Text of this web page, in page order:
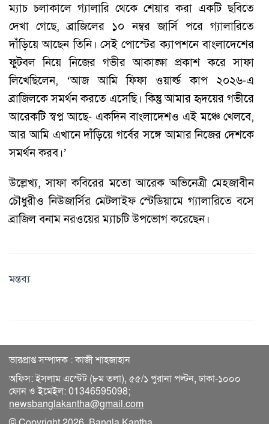
ম্যাচ চলাকালে গ্যালারি থেকে শেয়ার করা একটি ছবিতে
দেখা গেছে, ব্রাজিলের ১০ নম্বর জার্সি পরে গ্যালারিতে
দাঁড়িয়ে আছেন তিনি। সেই পোস্টের ক্যাপশনে বাংলাদেশের
ফুটবল নিয়ে নিজের গভীর আকাঙ্ক্ষা প্রকাশ করে সাফা
লিখেছিলেন, ‘আজ আমি ফিফা ওয়ার্ল্ড কাপ ২০২৬-এ
ব্রাজিলকে সমর্থন করতে এসেছি। কিন্তু আমার হৃদয়ের গভীরে
আরেকটি স্বপ্ন আছে- একদিন বাংলাদেশও এই মঞ্চে খেলবে,
আর আমি এখানে দাঁড়িয়ে গর্বের সঙ্গে আমার নিজের দেশকে
সমর্থন করব।’
উল্লেখ্য, সাফা কবিরের মতো আরেক অভিনেত্রী মেহজাবীন
চৌধুরীও নিউজার্সির মেটলাইফ স্টেডিয়ামে গ্যালারিতে বসে
ব্রাজিল বনাম নরওয়ের ম্যাচটি উপভোগ করেছেন।
মন্তব্য
ভারপ্রাপ্ত সম্পাদক : কাজী শাহজাহান
অফিস: ইসলাম এস্টেট (৮ম তলা), ৫৫/১ পুরানা পল্টন, ঢাকা-১০০০
ফোন ও ইমেইল: 01346595098;
newsbanglakantha@gmail.com